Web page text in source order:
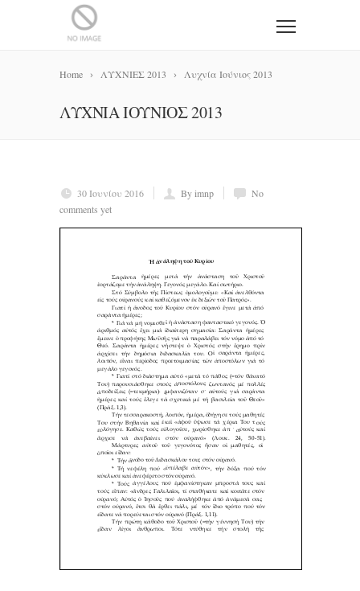
Home ΛΥΧΝΙΕΣ 2013 Λυχνία Ιούνιος 2013
ΛΥΧΝΊΑ ΙΟΎΝΙΟΣ 2013
30 Ιουνίου 2016 By imnp
No
comments yet